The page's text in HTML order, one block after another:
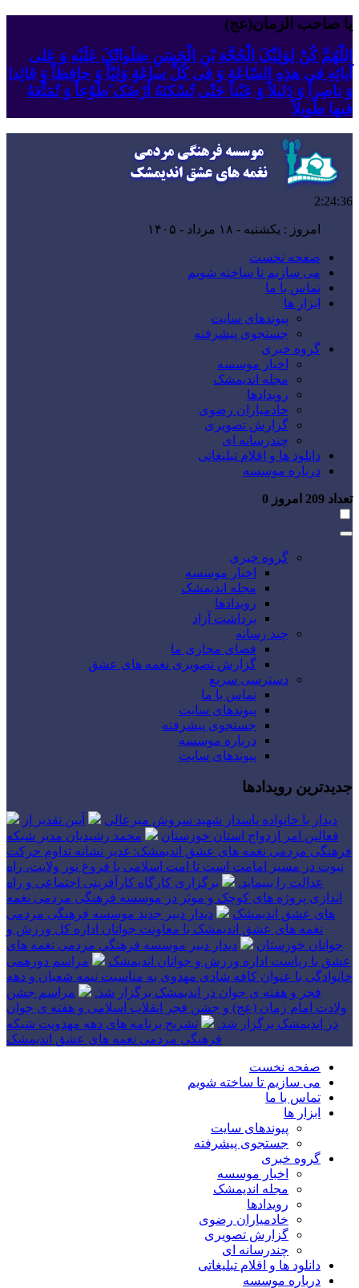
یا صاحب الزمان(عج)
اللّهُمَّ کُنْ لِوَلِیِّکَ الْحُجَّةِ بْنِ الْحَسَنِ صَلَواتُکَ عَلَیْهِ وَ عَلى
آبائِهِ فی هذِهِ السّاعَةِ وَ فی کُلِّ ساعَةٍ وَلِیّاً وَ حافِظاً وَ قائِدا
‏وَ ناصِراً وَ دَلیلاً وَ عَیْناً حَتّى تُسْکِنَهُ أَرْضَک َطَوْعاً وَ تُمَتِّعَهُ
فیها طَویلاً
2:24:37
امروز : یکشنبه - ۱۸ مرداد - ۱۴۰۵
صفحه نخست
می سازیم تا ساخته شویم
تماس با ما
ابزار ها
پیوندهای سایت
جستجوی پیشرفته
گروه خبری
اخبار موسسه
مجله اندیمشک
رویدادها
خادمیاران رضوی
گزارش تصویری
چندرسانه ای
دانلود ها و اقلام تبلیغاتی
درباره موسسه
تعداد امروز 0
گروه خبری
اخبار موسسه
مجله اندیمشک
رویدادها
برداشت آزاد
چند رسانه
فضای مجازی ما
گزارش تصویری نغمه های عشق
دسترسی سریع
تماس با ما
پیوندهای سایت
جستجوی پیشرفته
درباره موسسه
پیوندهای سایت
جدیدترین رویدادها
دیدار با خانواده پاسدار شهید سروش میرعالی
آیین تقدیر از
فعالین امر ازدواج استان خوزستان
محمد رشیدیان مدیر شبکه
فرهنگی مردمی نغمه های عشق اندیمشک: غدیر نشانه تداوم حرکت
نبوت در مسیر امامت است تا امت اسلامی با فروغ نور ولایت، راه
عدالت را بپیماید.
برگزاری کارگاه کارآفرینی اجتماعی و راه
اندازی پروژه های کوچک و موثر در موسسه فرهنگی مردمی نغمه
های عشق اندیمشک
دیدار دبیر جدید موسسه فرهنگی مردمی
نغمه های عشق اندیمشک با معاونت جوانان اداره کل ورزش و
جوانان خوزستان
دیدار دبیر موسسه فرهنگی مردمی نغمه های
عشق با ریاست اداره ورزش و جوانان اندیمشک
مراسم دورهمی
خانوادگی با عنوان کافه شادی مهدوی به مناسبت نیمه شعبان و دهه
فجر و هفته ی جوان در اندیمشک برگزار شد.
مراسم جشن
ولادت امام زمان (عج) و جشن فجر انقلاب اسلامی و هفته ی جوان
در اندیمشک برگزار شد.
تشریح برنامه های دهه مهدویت شبکه
فرهنگی مردمی نغمه های عشق اندیمشک
صفحه نخست
می سازیم تا ساخته شویم
تماس با ما
ابزار ها
پیوندهای سایت
جستجوی پیشرفته
گروه خبری
اخبار موسسه
مجله اندیمشک
رویدادها
خادمیاران رضوی
گزارش تصویری
چندرسانه ای
دانلود ها و اقلام تبلیغاتی
درباره موسسه